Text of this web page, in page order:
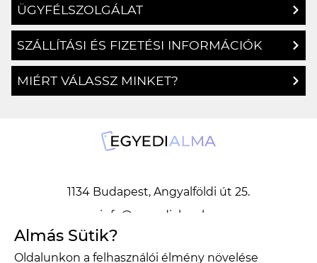
ÜGYFÉLSZOLGÁLAT
SZÁLLÍTÁSI ÉS FIZETÉSI INFORMÁCIÓK
MIÉRT VÁLASSZ MINKET?
1134 Budapest, Angyalföldi út 25.
info@egyedialma.hu
Almás Sütik?
Oldalunkon a felhasználói élmény növelése